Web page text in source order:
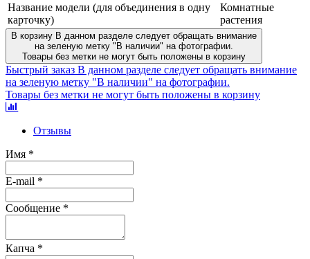
Название модели (для объединения в одну
карточку)
Комнатные
растения
В корзину В данном разделе следует обращать внимание
на зеленую метку "В наличии" на фотографии.
Товары без метки не могут быть положены в корзину
Быстрый заказ В данном разделе следует обращать внимание
на зеленую метку "В наличии" на фотографии.
Товары без метки не могут быть положены в корзину
Отзывы
Имя *
E-mail *
Сообщение *
Капча *